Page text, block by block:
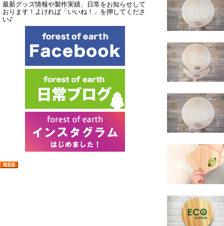
最新グッズ情報や製作実績、日常をお知らせして
おります！よければ「いいね！」を押してくださ
い♪